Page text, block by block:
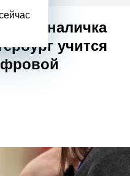
и наличка
учится